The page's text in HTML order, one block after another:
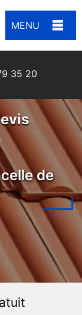
MENU
35 20
de